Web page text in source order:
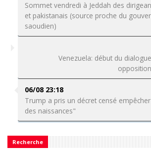
Sommet vendredi à Jeddah des
et pakistanais (source proche du
saoudien)
Venezuela: début du
06/08 23:18
Trump a pris un décret censé
des naissances"
Recherche